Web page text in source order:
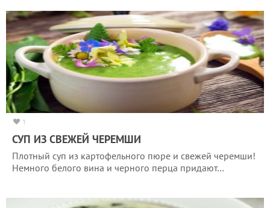
1
СУП ИЗ СВЕЖЕЙ ЧЕРЕМШИ
Плотный суп из картофельного пюре и свежей черемши!
Немного белого вина и черного перца придают…